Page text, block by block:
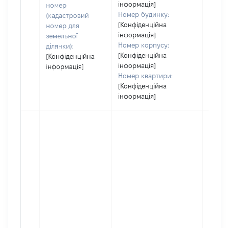
номер
(кадастровий
номер для
земельної
ділянки):
[Конфіденційна
інформація]
інформація]
Номер будинку:
[Конфіденційна
інформація]
Номер корпусу:
[Конфіденційна
інформація]
Номер квартири:
[Конфіденційна
інформація]